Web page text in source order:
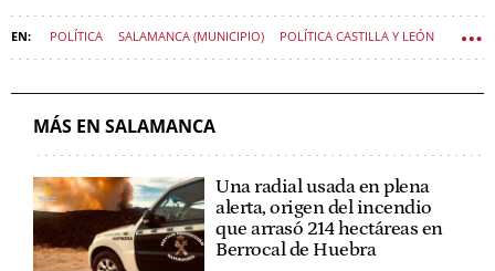
POLÍTICA SALAMANCA (MUNICIPIO) POLÍTICA CASTILLA Y LEÓN
MÁS EN SALAMANCA
Una radial usada en plena
alerta, origen del incendio
que arrasó 214 hectáreas en
Berrocal de Huebra